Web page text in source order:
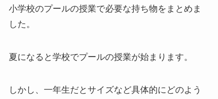
小学校のプールの授業で必要な持ち物をまとめま
した。
夏になると学校でプールの授業が始まります。
しかし、一年生だとサイズなど具体的にどのよう